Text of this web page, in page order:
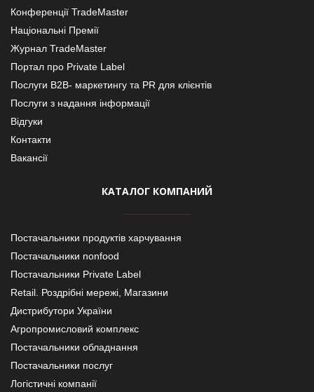
Конференції TradeMaster
Національні Премії
Журнал TradeMaster
Портал про Private Label
Послуги В2В- маркетингу та PR для клієнтів
Послуги з надання інформації
Відгуки
Контакти
Вакансії
КАТАЛОГ КОМПАНИЙ
Постачальники продуктів харчування
Постачальники nonfood
Постачальники Private Label
Retail. Роздрібні мережі, Магазини
Дистрибутори України
Агропромисловий комплекс
Постачальники обладнання
Постачальники послуг
Логістичні компанії